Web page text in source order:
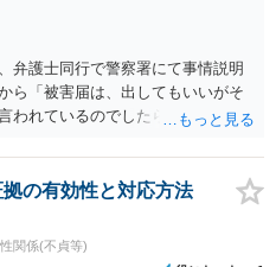
弁護士同行で警察署にて事情説明
ら「被害届は、出してもいいがそ
われているのでしたら、あまり結
いですが、実際に捜査をするの
やはり結論は変わらないかもしれ
強い」とうたっている弁護士に相
上、ご参考まで。
の有効性と対応方法
関係(不貞等)